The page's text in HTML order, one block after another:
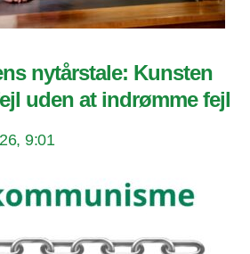
nytårstale: Kunsten
uden at indrømme fejl
9:01